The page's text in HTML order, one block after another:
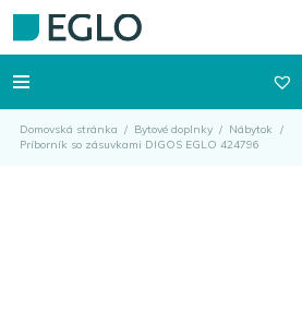
Domovská stránka / Bytové doplnky / Nábytok
/
Príborník so zásuvkami DIGOS EGLO 424796